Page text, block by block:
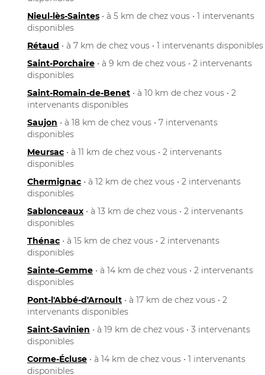
Nieul-lès-Saintes • à 5 km de chez vous • 1 intervenants
disponibles
Rétaud • à 7 km de chez vous • 1 intervenants disponibles
Saint-Porchaire • à 9 km de chez vous • 2 intervenants
disponibles
Saint-Romain-de-Benet • à 10 km de chez vous • 2
intervenants disponibles
Saujon • à 18 km de chez vous • 7 intervenants
disponibles
Meursac • à 11 km de chez vous • 2 intervenants
disponibles
Chermignac • à 12 km de chez vous • 2 intervenants
disponibles
Sablonceaux • à 13 km de chez vous • 2 intervenants
disponibles
Thénac • à 15 km de chez vous • 2 intervenants
disponibles
Sainte-Gemme • à 14 km de chez vous • 2 intervenants
disponibles
Pont-l'Abbé-d'Arnoult • à 17 km de chez vous • 2
intervenants disponibles
Saint-Savinien • à 19 km de chez vous • 3 intervenants
disponibles
Corme-Écluse • à 14 km de chez vous • 1 intervenants
disponibles